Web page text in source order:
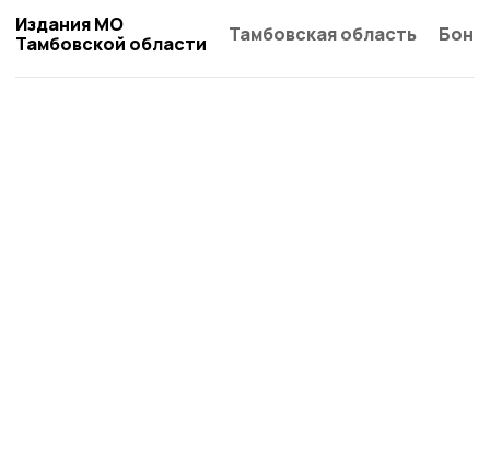
Издания МО
Тамбовской области
Тамбовская область